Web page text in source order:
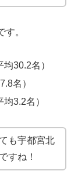
。
30.2名）
名）
3.2名）
も宇都宮北
すね！